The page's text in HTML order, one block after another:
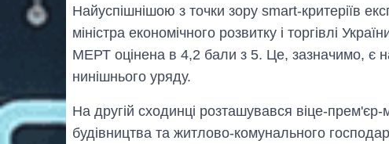
Найуспішнішою з точки зору smart-критеріїв
міністра економічного розвитку і торгівлі
МЕРТ оцінена в 4,2 бали з 5. Це, зазначимо, є
нинішнього уряду.
На другій сходинці розташувався віце-прем'єр-
будівництва та житлово-комунального